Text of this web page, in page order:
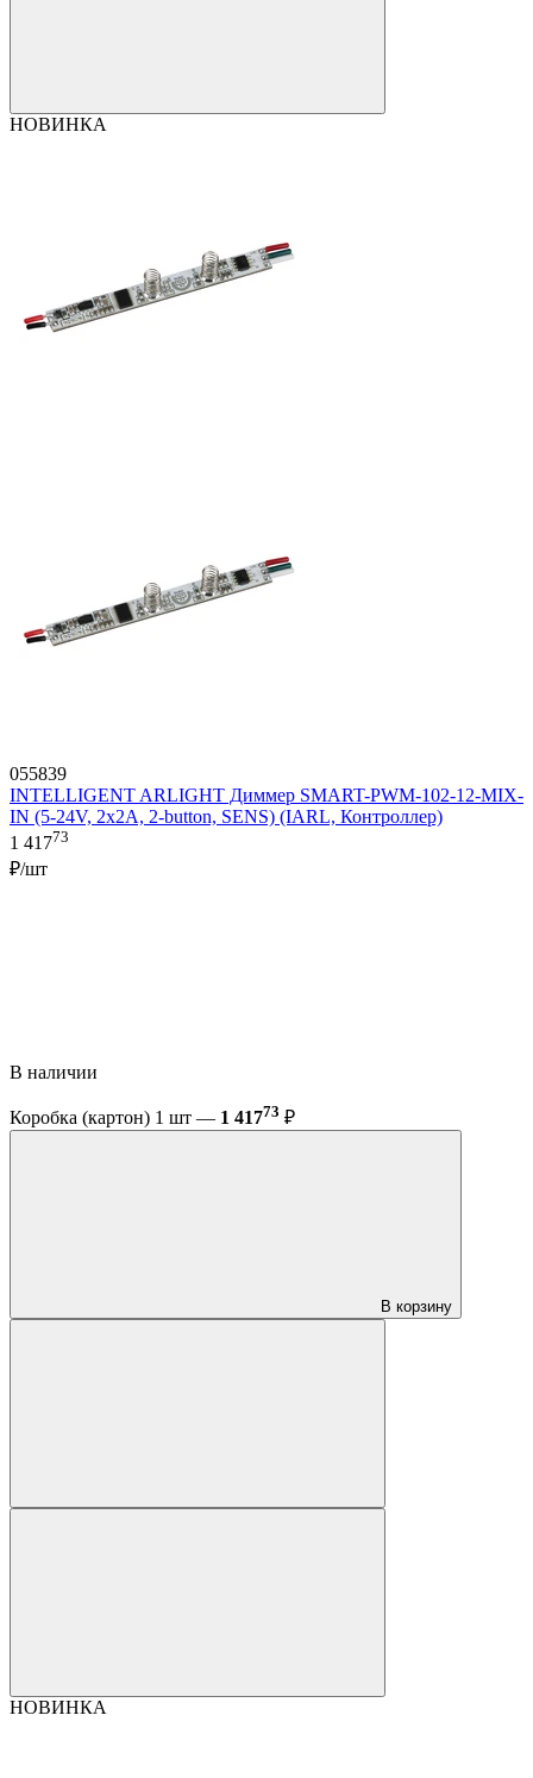
НОВИНКА
055839
INTELLIGENT ARLIGHT Диммер SMART-PWM-102-12-MIX-
IN (5-24V, 2x2A, 2-button, SENS) (IARL, Контроллер)
1 41773
₽/шт
В наличии
Коробка (картон) 1 шт — 1 41773 ₽
В корзину
НОВИНКА